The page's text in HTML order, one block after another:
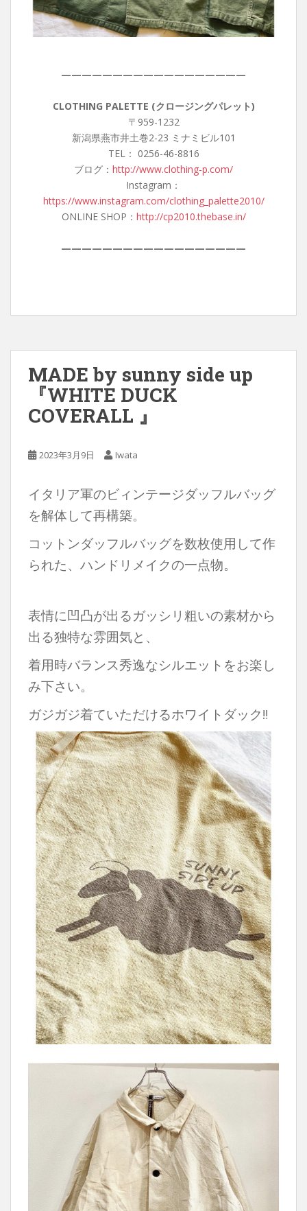
——————————————————
CLOTHING PALETTE (クロージングパレット)
〒959-1232
新潟県燕市井土巻2-23 ミナミビル101
TEL： 0256-46-8816
ブログ： http://www.clothing-p.com/
Instagram：
https://www.instagram.com/clothing_palette2010/
ONLINE SHOP： http://cp2010.thebase.in/
——————————————————
MADE by sunny side up
『WHITE DUCK
COVERALL 』
2023年3月9日 Iwata
イタリア軍のビィンテージダッフルバッグ
を解体して再構築。
コットンダッフルバッグを数枚使用して作
られた、ハンドリメイクの一点物。
表情に凹凸が出るガッシリ粗いの素材から
出る独特な雰囲気と、
着用時バランス秀逸なシルエットをお楽し
み下さい。
ガジガジ着ていただけるホワイトダック‼︎